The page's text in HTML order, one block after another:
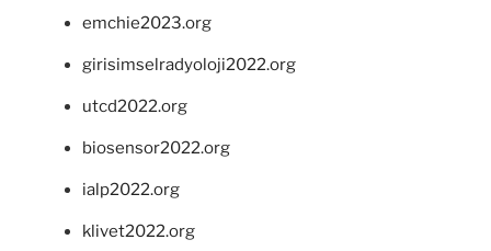
emchie2023.org
girisimselradyoloji2022.org
utcd2022.org
biosensor2022.org
ialp2022.org
klivet2022.org